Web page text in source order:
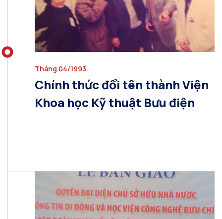
Tháng 04/1993
Chính thức đổi tên thành Viện
Khoa học Kỹ thuật Bưu điện